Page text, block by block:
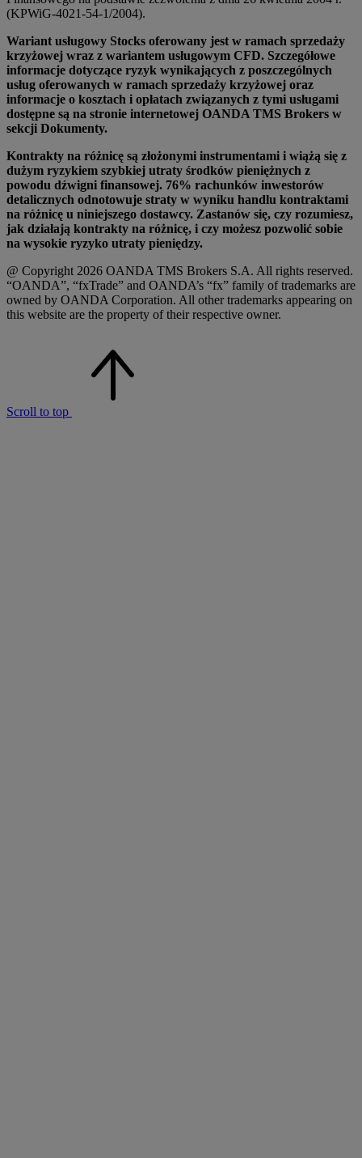
(KPWiG-4021-54-1/2004).
Wariant usługowy Stocks oferowany jest w ramach sprzedaży
krzyżowej wraz z wariantem usługowym CFD. Szczegółowe
informacje dotyczące ryzyk wynikających z poszczególnych
usług oferowanych w ramach sprzedaży krzyżowej oraz
informacje o kosztach i opłatach związanych z tymi usługami
dostępne są na stronie internetowej OANDA TMS Brokers w
sekcji Dokumenty.
Kontrakty na różnicę są złożonymi instrumentami i wiążą się z
dużym ryzykiem szybkiej utraty środków pieniężnych z
powodu dźwigni finansowej. 76% rachunków inwestorów
detalicznych odnotowuje straty w wyniku handlu kontraktami
na różnicę u niniejszego dostawcy. Zastanów się, czy rozumiesz,
jak działają kontrakty na różnicę, i czy możesz pozwolić sobie
na wysokie ryzyko utraty pieniędzy.
@ Copyright 2026 OANDA TMS Brokers S.A. All rights reserved.
“OANDA”, “fxTrade” and OANDA’s “fx” family of trademarks are
owned by OANDA Corporation. All other trademarks appearing on
this website are the property of their respective owner.
Scroll to top